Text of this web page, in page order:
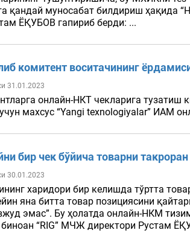
қандай муносабат билдириш ҳақида
ЁҚУБОВ гапириб берди: ...
комитент воситачининг
31.01.2023
онлайн-НКТ чекларига тузатиш
махсус “Yangi texnologiyalar” ИАМ
бир чек бўйича товарни
30.01.2023
харидори бир келишда тўртта
яна битта товар позициясини
эмас”. Бу ҳолатда онлайн-НКМ
“RIG” МЧЖ директори Рустам